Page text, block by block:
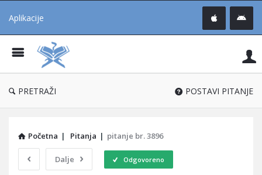
Aplikacije
®
PRETRAŽI POSTAVI PITANJE
Početna | Pitanja | pitanje br. 3896
Dalje Odgovoreno